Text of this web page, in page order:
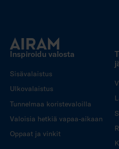
Inspiroidu valosta
Sisävalaistus
Ulkovalaistus
Tunnelmaa koristevaloilla
Valoisia hetkiä vapaa-aikaan
Oppaat ja vinkit